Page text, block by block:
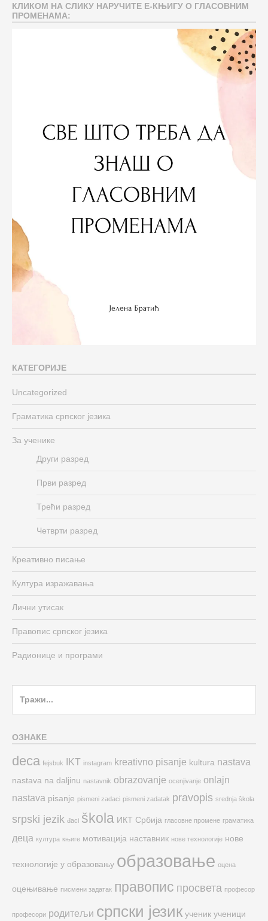
КЛИКОМ НА СЛИКУ НАРУЧИТЕ Е-КЊИГУ О ГЛАСОВНИМ
ПРОМЕНАМА:
КАТЕГОРИЈЕ
Uncategorized
Граматика српског језика
За ученике
Други разред
Први разред
Трећи разред
Четврти разред
Креативно писање
Култура изражавања
Лични утисак
Правопис српског језика
Радионице и програми
ОЗНАКЕ
deca fejsbuk IKT instagram kreativno pisanje kultura nastava
nastava na daljinu nastavnik obrazovanje ocenjivanje onlajn
nastava pisanje pismeni zadaci pismeni zadatak pravopis srednja škola
srpski jezik đaci škola ИКТ Србија гласовне промене граматика
деца култура књиге мотивација наставник нове технологије нове
технологије у образовању образовање оцена
оцењивање писмени задатак правопис просвета професор
професори родитељи српски језик ученик ученици